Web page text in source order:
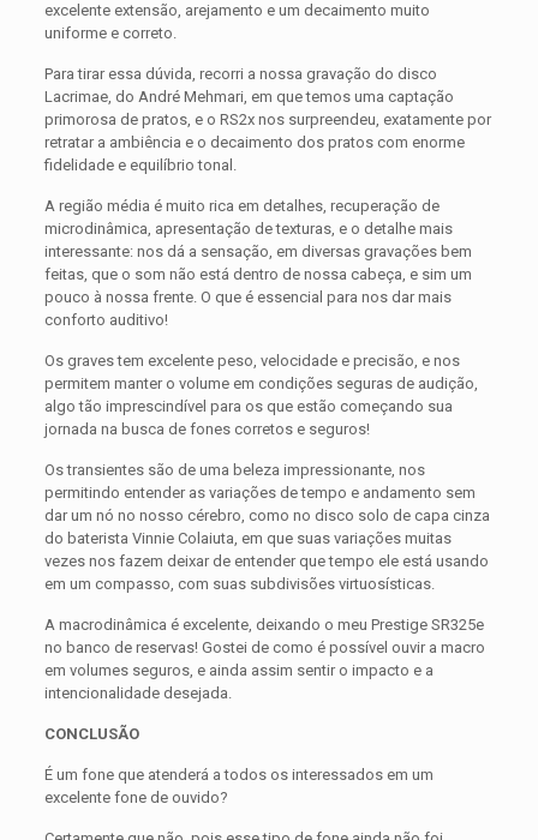
excelente extensão, arejamento e um decaimento muito
uniforme e correto.
Para tirar essa dúvida, recorri a nossa gravação do disco
Lacrimae, do André Mehmari, em que temos uma captação
primorosa de pratos, e o RS2x nos surpreendeu, exatamente por
retratar a ambiência e o decaimento dos pratos com enorme
fidelidade e equilíbrio tonal.
A região média é muito rica em detalhes, recuperação de
microdinâmica, apresentação de texturas, e o detalhe mais
interessante: nos dá a sensação, em diversas gravações bem
feitas, que o som não está dentro de nossa cabeça, e sim um
pouco à nossa frente. O que é essencial para nos dar mais
conforto auditivo!
Os graves tem excelente peso, velocidade e precisão, e nos
permitem manter o volume em condições seguras de audição,
algo tão imprescindível para os que estão começando sua
jornada na busca de fones corretos e seguros!
Os transientes são de uma beleza impressionante, nos
permitindo entender as variações de tempo e andamento sem
dar um nó no nosso cérebro, como no disco solo de capa cinza
do baterista Vinnie Colaiuta, em que suas variações muitas
vezes nos fazem deixar de entender que tempo ele está usando
em um compasso, com suas subdivisões virtuosísticas.
A macrodinâmica é excelente, deixando o meu Prestige SR325e
no banco de reservas! Gostei de como é possível ouvir a macro
em volumes seguros, e ainda assim sentir o impacto e a
intencionalidade desejada.
CONCLUSÃO
É um fone que atenderá a todos os interessados em um
excelente fone de ouvido?